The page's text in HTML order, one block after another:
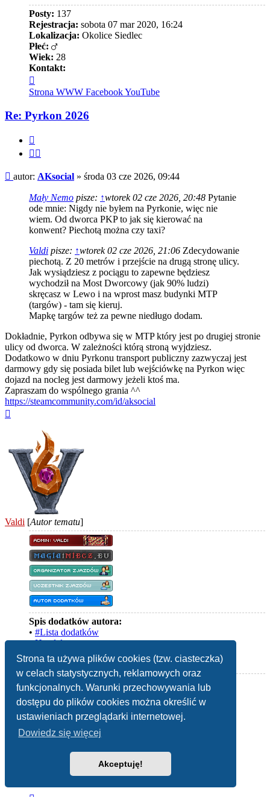
Strona ta używa plików cookies (tzw. ciasteczka)
w celach statystycznych, reklamowych oraz
funkcjonalnych. Warunki przechowywania lub
dostępu do plików cookies można określić w
ustawieniach przeglądarki internetowej.
Dowiedz się więcej
Akceptuję!
Posty: 137
Rejestracja: sobota 07 mar 2020, 16:24
Lokalizacja: Okolice Siedlec
Płeć:
Wiek: 28
Kontakt:
się
z
AKsocial
Strona WWW FacebookYouTube
Re: Pyrkon 2026
Post
autor: AKsocial » środa 03 cze 2026, 09:44
Mały Nemo pisze: ↑wtorek 02 cze 2026, 20:48 Pytanie
ode mnie: Nigdy nie byłem na Pyrkonie, więc nie
wiem. Od dworca PKP to jak się kierować na
konwent? Piechotą można czy taxi?
Valdi pisze: ↑wtorek 02 cze 2026, 21:06 Zdecydowanie
piechotą. Z 20 metrów i przejście na drugą stronę ulicy.
Jak wysiądziesz z pociągu to zapewne będziesz
wychodził na Most Dworcowy (jak 90% ludzi)
skręcasz w Lewo i na wprost masz budynki MTP
(targów) - tam się kieruj.
Mapkę targów też za pewne niedługo dodam.
Dokładnie, Pyrkon odbywa się w MTP który jest po drugiej stronie
ulicy od dworca. W zależności którą stroną wyjdziesz.
Dodatkowo w dniu Pyrkonu transport publiczny zazwyczaj jest
darmowy gdy się posiada bilet lub wejściówkę na Pyrkon więc
dojazd na nocleg jest darmowy jeżeli ktoś ma.
Zapraszam do wspólnego grania ^^
https://steamcommunity.com/id/aksocial
Valdi [Autor tematu]
Spis dodatków autora:
• #Lista dodatków
•Handel
•Księżycowy Kamień
•ZP i LK
Posty:
14071
Rejestracja:poniedziałek 02 maja 2005, 13:07
Lokalizacja:Trojmiasto
Płeć:
Skontaktuj
Strona WWW
Re: Pyrkon 2026